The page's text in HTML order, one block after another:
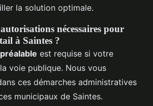
la solution optimale.
nécessaires pour
à Saintes ?
est requise si votre
voie publique. Nous vous
ces démarches administratives
municipaux de Saintes.